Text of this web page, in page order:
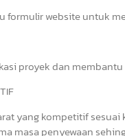
website untuk
proyek dan
yang kompetitif
masa penyewaan